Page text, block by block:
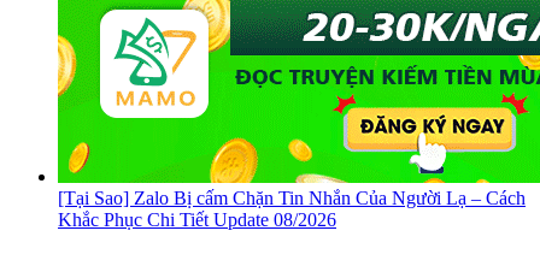
[Tại Sao] Zalo Bị cấm Chặn Tin Nhắn Của Người Lạ – Cách
Khắc Phục Chi Tiết Update 08/2026